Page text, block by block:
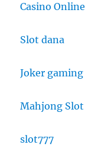
Casino Online
Slot dana
Joker gaming
Mahjong Slot
slot777